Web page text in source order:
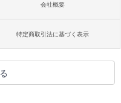
会社概要
特定商取引法に基づく表示